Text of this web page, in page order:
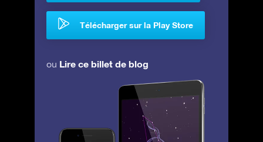
Télécharger sur la Play Store
ou Lire ce billet de blog